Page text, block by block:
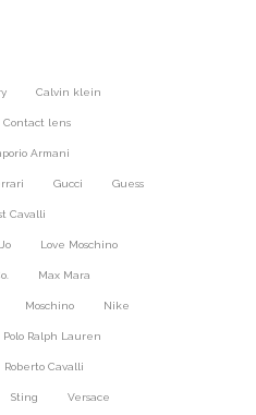
Calvin klein
Contact lens
Armani
Gucci Guess
Cavalli
Love Moschino
Max Mara
Moschino Nike
Polo Ralph Lauren
Roberto Cavalli
Sting Versace